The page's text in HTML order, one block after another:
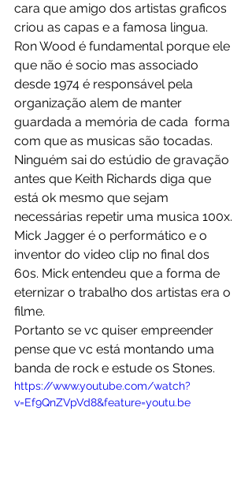
cara que amigo dos artistas graficos
criou as capas e a famosa lingua.
Ron Wood é fundamental porque ele
que não é socio mas associado
desde 1974 é responsável pela
organização alem de manter
guardada a memória de cada  forma
com que as musicas são tocadas.
Ninguém sai do estúdio de gravação
antes que Keith Richards diga que
está ok mesmo que sejam
necessárias repetir uma musica 100x.
Mick Jagger é o performático e o
inventor do video clip no final dos
60s. Mick entendeu que a forma de
eternizar o trabalho dos artistas era o
filme.
Portanto se vc quiser empreender
pense que vc está montando uma
banda de rock e estude os Stones.
https://www.youtube.com/watch?
v=Ef9QnZVpVd8&feature=youtu.be